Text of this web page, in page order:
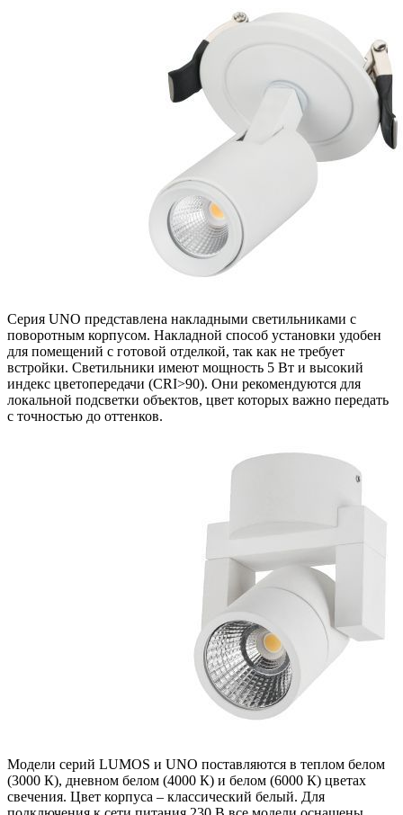
Серия UNO представлена накладными светильниками с
поворотным корпусом. Накладной способ установки удобен
для помещений с готовой отделкой, так как не требует
встройки. Светильники имеют мощность 5 Вт и высокий
индекс цветопередачи (CRI>90). Они рекомендуются для
локальной подсветки объектов, цвет которых важно передать
с точностью до оттенков.
Модели серий LUMOS и UNO поставляются в теплом белом
(3000 К), дневном белом (4000 К) и белом (6000 К) цветах
свечения. Цвет корпуса – классический белый. Для